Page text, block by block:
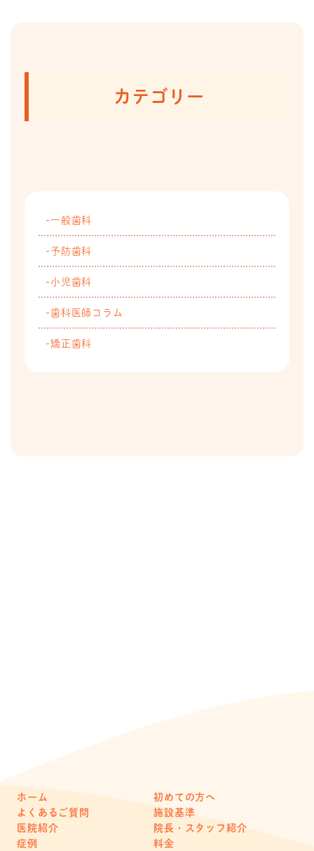
カテゴリー
一般歯科
予防歯科
小児歯科
歯科医師コラム
矯正歯科
ホーム
初めての方へ
よくあるご質問
施設基準
医院紹介
院長・スタッフ紹介
症例
料金